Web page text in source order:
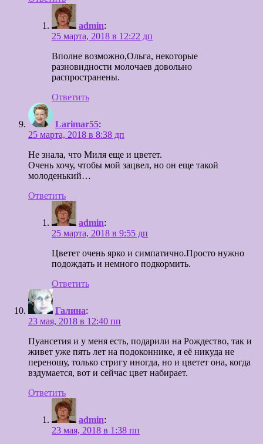
admin:
25 марта, 2018 в 12:22 дп
Вполне возможно,Ольга, некоторые
разновидности молочаев довольно
распространены.
Ответить
Larimar55:
25 марта, 2018 в 8:38 дп
Не знала, что Миля еще и цветет.
Очень хочу, чтобы мой зацвел, но он еще такой
молоденький…
Ответить
admin:
25 марта, 2018 в 9:55 дп
Цветет очень ярко и симпатично.Просто нужно
подождать и немного подкормить.
Ответить
Галина:
23 мая, 2018 в 12:40 пп
Пуансетия и у меня есть, подарили на Рождество, так и
живет уже пять лет на подоконнике, я её никуда не
переношу, только стригу иногда, но и цветет она, когда
вздумается, вот и сейчас цвет набирает.
Ответить
admin:
23 мая, 2018 в 1:38 пп